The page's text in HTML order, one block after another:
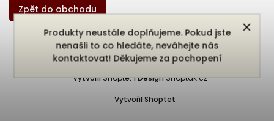
Produkty neustále doplňujeme. Pokud jste
nenašli to co hledáte, neváhejte nás
kontaktovat! Děkujeme za pochopení
Zpět do obchodu
Vytvořil Shoptet
Copyright 2026Bukefalos. Všechna práva vyhrazena.
Vytvořil Shoptet | Design Shoptak.cz